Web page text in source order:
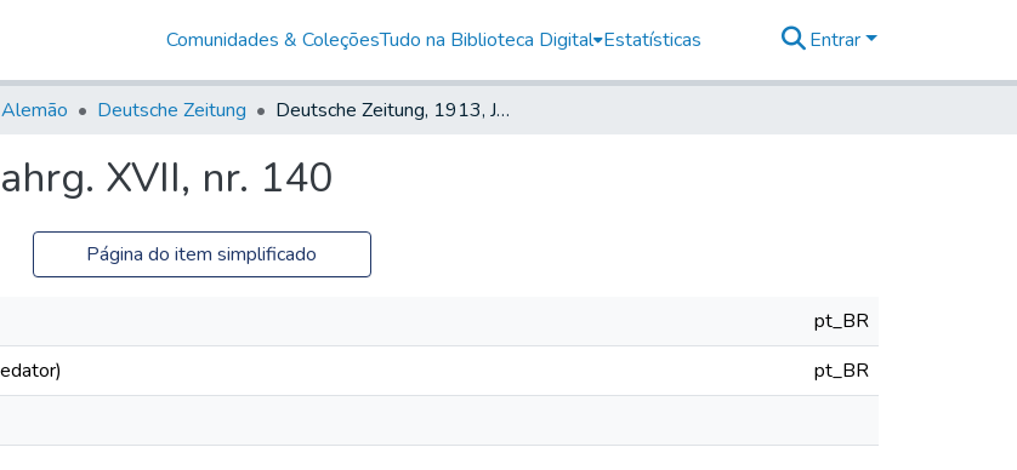
Comunidades & ColeçõesTudo na Biblioteca Digital Estatísticas Entrar
Alemão Deutsche Zeitung Deutsche Zeitung, 1913, Jahrg. XVII, nr. 140
XVII, nr. 140
Página do item simplificado
pt_BR
pt_BR